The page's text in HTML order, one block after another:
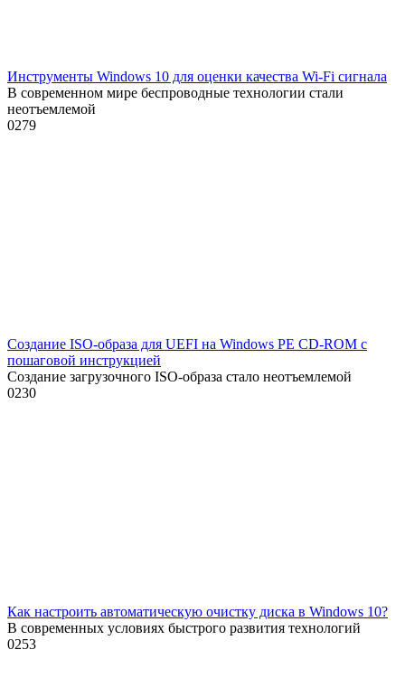
Инструменты Windows 10 для оценки качества Wi-Fi сигнала
В современном мире беспроводные технологии стали
неотъемлемой
0279
Создание ISO-образа для UEFI на Windows PE CD-ROM с
пошаговой инструкцией
Создание загрузочного ISO-образа стало неотъемлемой
0230
Как настроить автоматическую очистку диска в Windows 10?
В современных условиях быстрого развития технологий
0253